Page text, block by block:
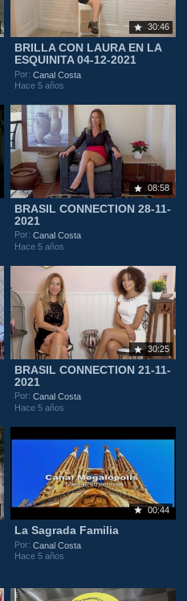
30:46
BRILLA CON LAURA EN LA
ESQUINITA 04-12-2021
Por:Canal Costa
Hace 5 años
08:58
BRASIL CONNECTION 28-11-
2021
Por:Canal Costa
Hace 5 años
30:25
BRASIL CONNECTION 21-11-
2021
Por:Canal Costa
Hace 5 años
00:44
La Sagrada Familia
Por:Canal Costa
Hace 5 años